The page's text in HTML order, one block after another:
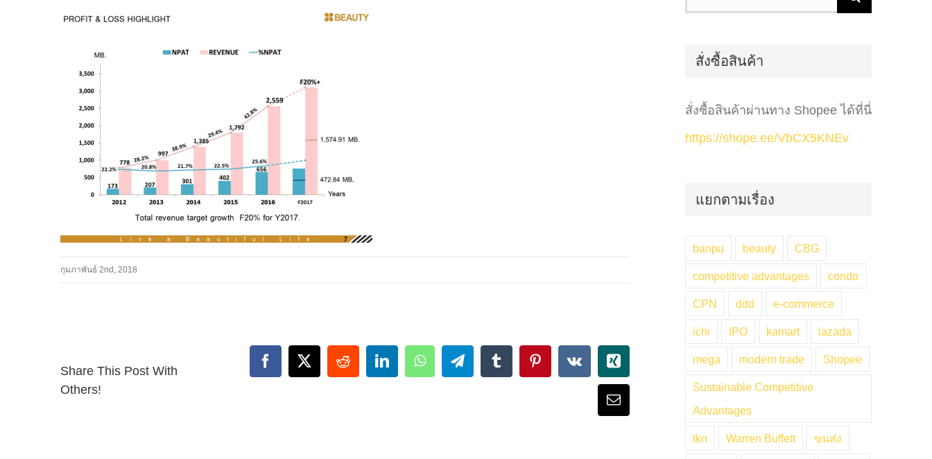
กุมภาพันธ์ 2nd, 2018
Share This Post With
Others!
Facebook
X RedditLinkedInWhatsAppTelegramTumblrPinterest
Vk Xing
Email
สั่งซื้อสินค้า
สั่งซื้อสินค้าผ่านทาง Shopee ได้ที่นี่
https://shope.ee/VbCX5KNEv
แยกตามเรื่อง
banpu beauty CBG
competitive advantages condo
CPN ddd e-commerce
ichi IPO kamart lazada
mega modern trade Shopee
Sustainable Competitive
Advantages
tkn Warren Buffett ขนส่ง